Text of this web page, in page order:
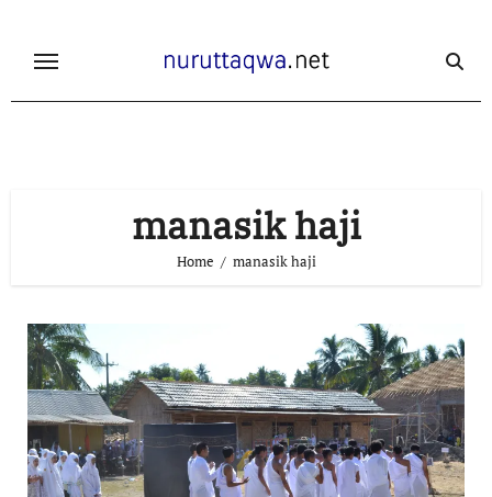
content
manasik haji
Home manasik haji